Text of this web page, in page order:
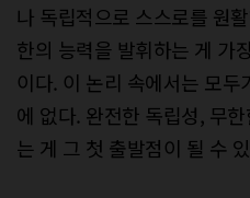
나 독립적으로 스스로를 원
한의 능력을 발휘하는 게 가
이다. 이 논리 속에서는 모
에 없다. 완전한 독립성, 무
는 게 그 첫 출발점이 될 수